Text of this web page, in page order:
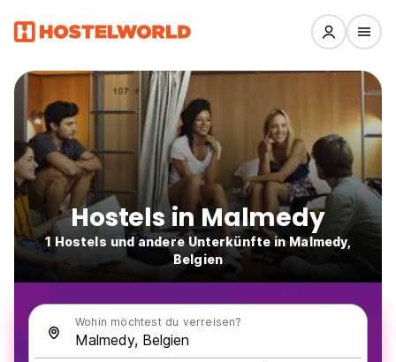
Hostels in Malmedy
1 Hostels und andere Unterkünfte in Malmedy,
Belgien
Wohin möchtest du verreisen?